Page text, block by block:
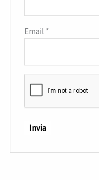
Email *